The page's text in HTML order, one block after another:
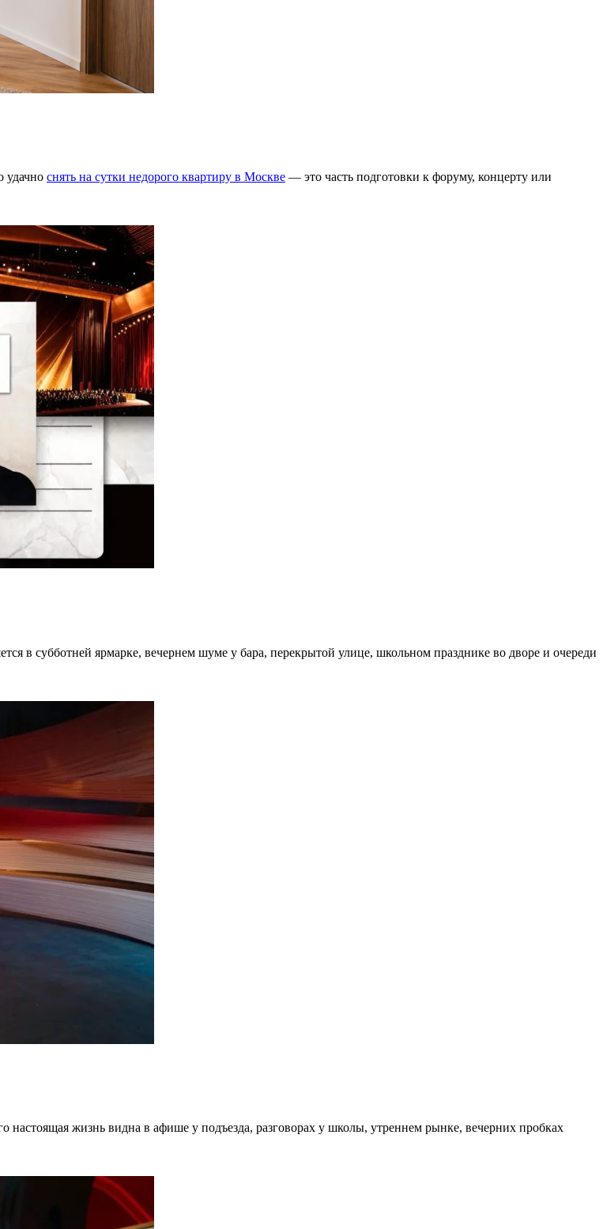
удачно снять на сутки недорого квартиру в Москве — это часть подготовки к форуму, концерту или
в субботней ярмарке, вечернем шуме у бара, перекрытой улице, школьном празднике во дворе и очереди
настоящая жизнь видна в афише у подъезда, разговорах у школы, утреннем рынке, вечерних пробках